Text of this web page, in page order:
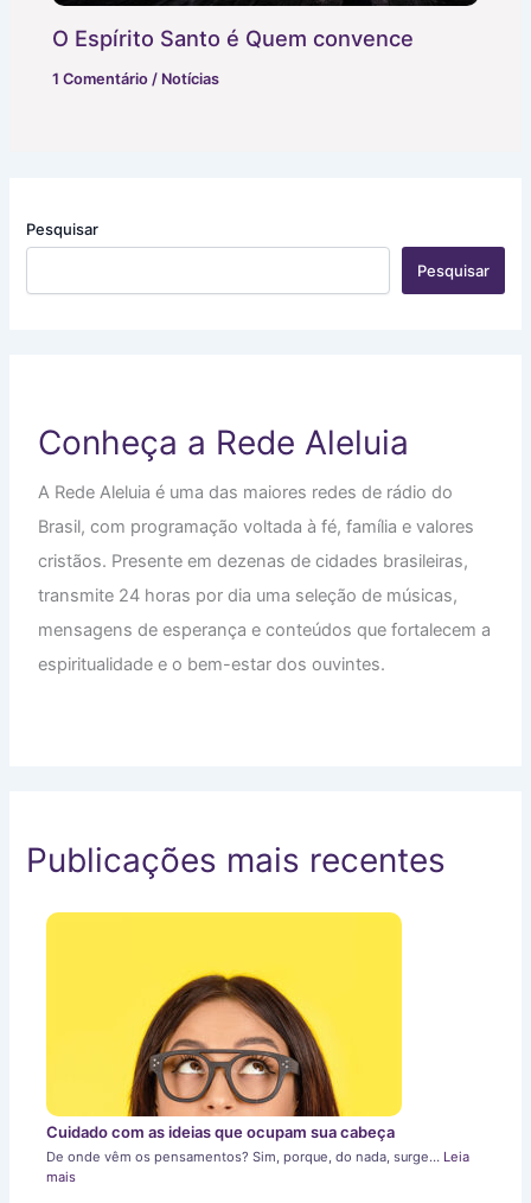
O Espírito Santo é Quem convence
1 Comentário / Notícias
Pesquisar
Pesquisar
Conheça a Rede Aleluia
A Rede Aleluia é uma das maiores redes de rádio do
Brasil, com programação voltada à fé, família e valores
cristãos. Presente em dezenas de cidades brasileiras,
transmite 24 horas por dia uma seleção de músicas,
mensagens de esperança e conteúdos que fortalecem a
espiritualidade e o bem-estar dos ouvintes.
Publicações mais recentes
Cuidado com as ideias que ocupam sua cabeça
De onde vêm os pensamentos? Sim, porque, do nada, surge… Leia
mais